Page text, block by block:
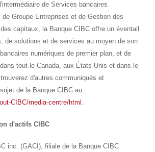
de Services bancaires
Groupe Entreprises et de Gestion des
capitaux, la Banque CIBC offre un éventail
de solutions et de services au moyen de son
numériques de premier plan, et de
tout leCanada, aux États-Unis et dans le
d'autres communiqués et
de la Banque CIBC au
CIBC/media-centre/html .
d'actifs CIBC
inc. (GACI), filiale de la Banque CIBC